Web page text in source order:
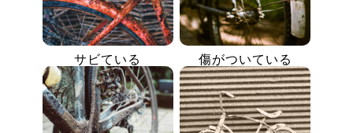
サビている 傷がついている